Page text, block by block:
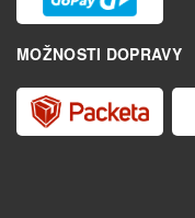
MOŽNOSTI DOPRAVY